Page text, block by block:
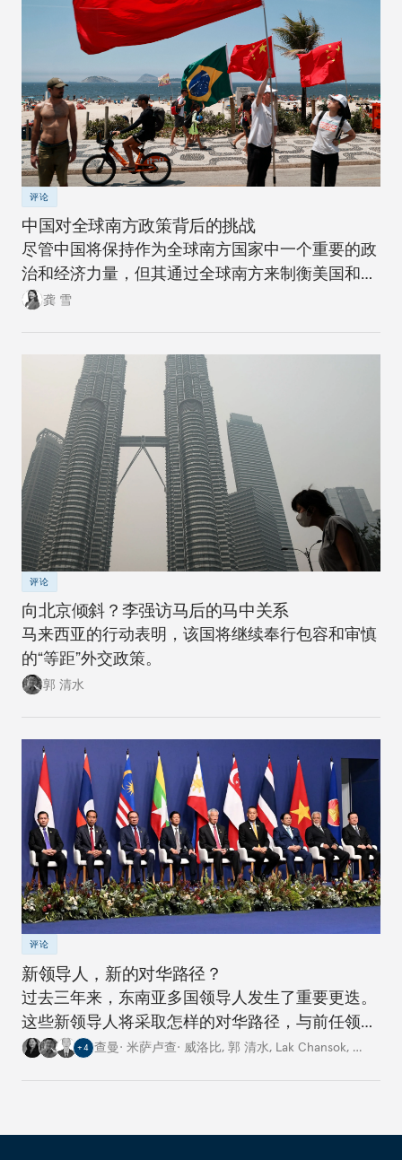
评论
中国对全球南方政策背后的挑战
尽管中国将保持作为全球南方国家中一个重要的政
治和经济力量，但其通过全球南方来制衡美国和全
球北方的雄心计划远非十拿九稳。
龚 雪
评论
向北京倾斜？李强访马后的马中关系
马来西亚的行动表明，该国将继续奉行包容和审慎
的“等距”外交政策。
郭 清水
评论
新领导人，新的对华路径？
过去三年来，东南亚多国领导人发生了重要更迭。
这些新领导人将采取怎样的对华路径，与前任领导
人有何不同？
+4 查曼· 米萨卢查· 威洛比, 郭 清水, Lak Chansok, …